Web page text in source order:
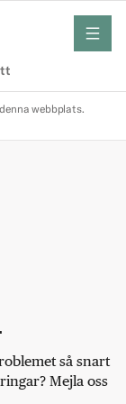
meny
webbplats.
så snart
Mejla oss